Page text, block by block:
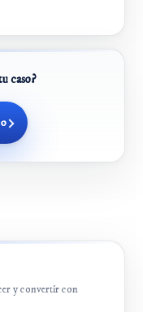
caso?
y convertir con